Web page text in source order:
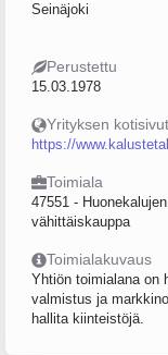
Seinäjoki
Perustettu
15.03.1978
Yrityksen kotisivut
https://
Toimiala
47551 - Huonekalujen
vähittäiskauppa
Toimialakuvaus
Yhtiön toimialana on
valmistus ja
hallita kiinteistöjä.